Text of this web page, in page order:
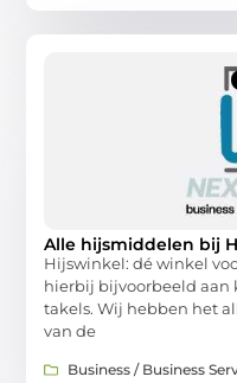
Alle hijsmiddelen bij
Hijswinkel: dé winkel
hierbij bijvoorbeeld aan
takels. Wij hebben het
van de
Business / Business